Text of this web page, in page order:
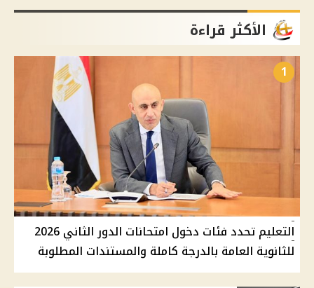
الأكثر قراءة
1
التعليم تحدد فئات دخول امتحانات الدور الثاني 2026
للثانوية العامة بالدرجة كاملة والمستندات المطلوبة